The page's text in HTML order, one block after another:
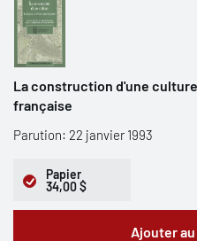
La construction d'une
française
Parution: 22 janvier 1993
Papier
34,00 $
Ajouter